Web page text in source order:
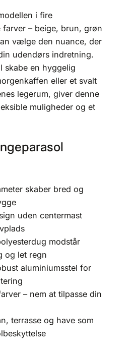
i fire
farver – beige, brun, grøn
vælge den nuance, der
udendørs indretning.
skabe en hyggelig
eller et svalt
legerum, giver denne
muligheder og et
skaber bred og
uden centermast
modstår
og let regn
aluminiumsstel for
– nem at tilpasse din
terrasse og have som